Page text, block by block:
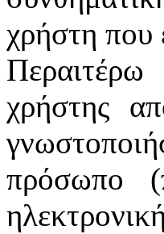
χρήστη που
χρήστης
πρόσωπο